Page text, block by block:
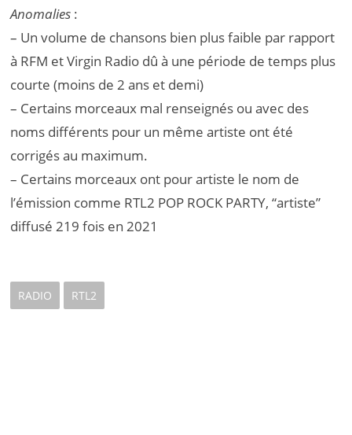
Anomalies :
– Un volume de chansons bien plus faible par rapport
à RFM et Virgin Radio dû à une période de temps plus
courte (moins de 2 ans et demi)
– Certains morceaux mal renseignés ou avec des
noms différents pour un même artiste ont été
corrigés au maximum.
– Certains morceaux ont pour artiste le nom de
l’émission comme RTL2 POP ROCK PARTY, “artiste”
diffusé 219 fois en 2021
RADIO RTL2